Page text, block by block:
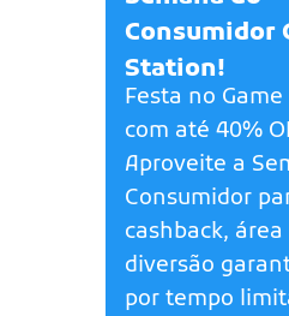
Consumidor
Station!
Festa no
com até 40%
Aproveite a
Consumidor
cashback,
diversão
por tempo